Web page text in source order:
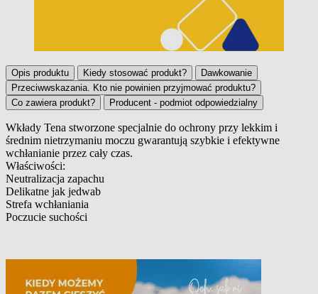
Opis produktu Kiedy stosować produkt?
Dawkowanie
Przeciwwskazania. Kto nie powinien przyjmować produktu?
Co zawiera produkt?
Producent - podmiot odpowiedzialny
Opis produktu
Wkłady Tena stworzone specjalnie do ochrony przy lekkim i
średnim nietrzymaniu moczu gwarantują szybkie i efektywne
wchłanianie przez cały czas.
Właściwości:
Neutralizacja zapachu
Delikatne jak jedwab
Strefa wchłaniania
Poczucie suchości